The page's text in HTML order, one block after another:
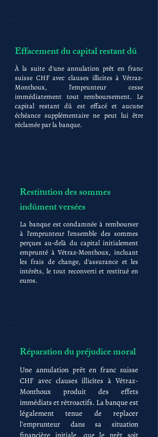
Effacement du capital restant dû
À la suite d'une annulation prêt en franc
suisse CHF avec clauses illicites à Vétraz-
Monthoux, l'emprunteur cesse
immédiatement tout remboursement. Le
capital restant dû est effacé et aucune
échéance supplémentaire ne peut lui être
réclamée par la banque.
Restitution des sommes
indûment versées
La banque est condamnée à rembourser
à l'emprunteur l'ensemble des sommes
perçues au-delà du capital initialement
emprunté à Vétraz-Monthoux, incluant
les frais de change, d'assurance et les
intérêts, le tout reconverti et restitué en
euros.
Réparation du préjudice moral
Une annulation prêt en franc suisse
CHF avec clauses illicites à Vétraz-
Monthoux produit des effets
immédiats et rétroactifs. La banque est
légalement tenue de replacer
l'emprunteur dans sa situation
financière initiale, que le prêt soit